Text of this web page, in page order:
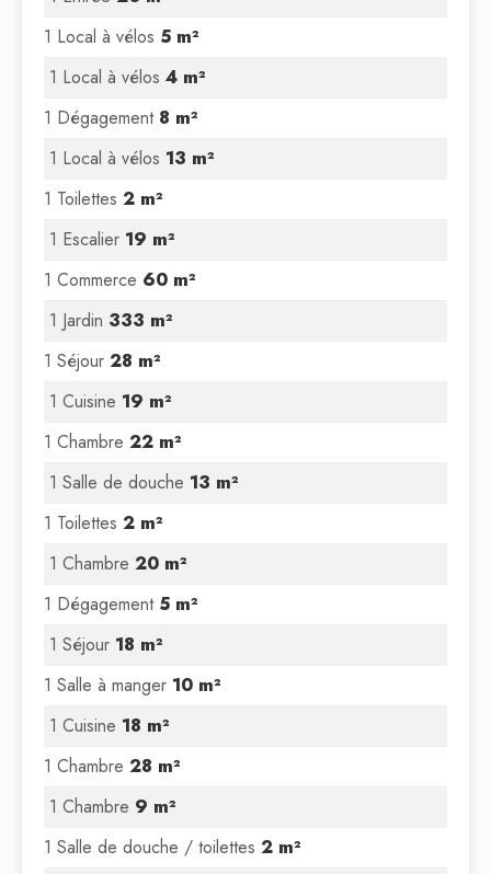
1 Local à vélos 5 m²
1 Local à vélos 4 m²
1 Dégagement 8 m²
1 Local à vélos 13 m²
1 Toilettes 2 m²
1 Escalier 19 m²
1 Commerce 60 m²
1 Jardin 333 m²
1 Séjour 28 m²
1 Cuisine 19 m²
1 Chambre 22 m²
1 Salle de douche 13 m²
1 Toilettes 2 m²
1 Chambre 20 m²
1 Dégagement 5 m²
1 Séjour 18 m²
1 Salle à manger 10 m²
1 Cuisine 18 m²
1 Chambre 28 m²
1 Chambre 9 m²
1 Salle de douche / toilettes 2 m²